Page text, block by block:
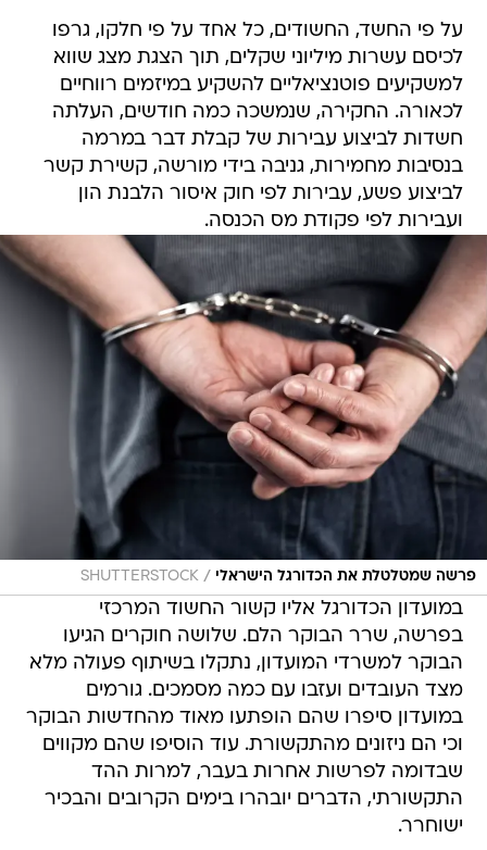
על פי החשד, החשודים, כל אחד על פי חלקו, גרפו
לכיסם עשרות מיליוני שקלים, תוך הצגת מצג שווא
למשקיעים פוטנציאליים להשקיע במיזמים רווחיים
לכאורה. החקירה, שנמשכה כמה חודשים, העלתה
חשדות לביצוע עבירות של קבלת דבר במרמה
בנסיבות מחמירות, גניבה בידי מורשה, קשירת קשר
לביצוע פשע, עבירות לפי חוק איסור הלבנת הון
ועבירות לפי פקודת מס הכנסה.
פרשה שמטלטלת את הכדורגל הישראלי /
SHUTTERSTOCK
במועדון הכדורגל אליו קשור החשוד המרכזי
בפרשה, שרר הבוקר הלם. שלושה חוקרים הגיעו
הבוקר למשרדי המועדון, נתקלו בשיתוף פעולה מלא
מצד העובדים ועזבו עם כמה מסמכים. גורמים
במועדון סיפרו שהם הופתעו מאוד מהחדשות הבוקר
וכי הם ניזונים מהתקשורת. עוד הוסיפו שהם מקווים
שבדומה לפרשות אחרות בעבר, למרות ההד
התקשורתי, הדברים יובהרו בימים הקרובים והבכיר
ישוחרר.